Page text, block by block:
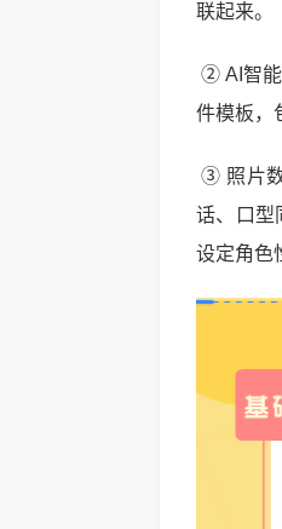
联起来。
② AI智能
件模板，
③ 照片数
话、口型
设定角色